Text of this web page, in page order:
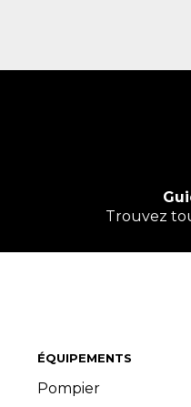
Trouvez
ÉQUIPEMENTS
Pompier